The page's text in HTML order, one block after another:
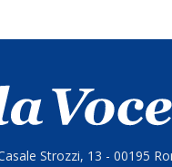
Strozzi, 13 - 00195